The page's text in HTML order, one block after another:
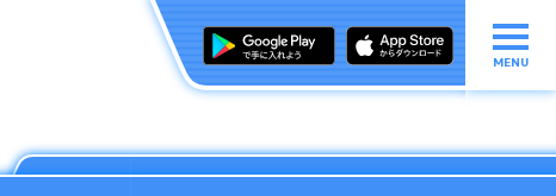
MENU